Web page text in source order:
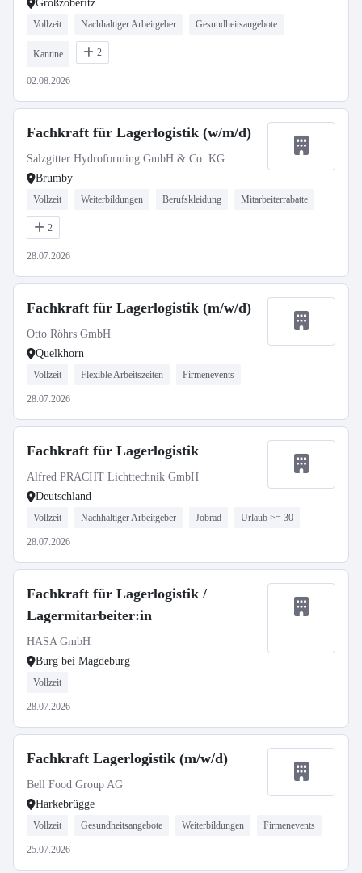
Großzöberitz
Vollzeit Nachhaltiger Arbeitgeber Gesundheitsangebote
Kantine 2
02.08.2026
Fachkraft für Lagerlogistik (w/m/d)
Salzgitter Hydroforming GmbH & Co. KG
Brumby
Vollzeit Weiterbildungen Berufskleidung Mitarbeiterrabatte
2
28.07.2026
Fachkraft für Lagerlogistik (m/w/d)
Otto Röhrs GmbH
Quelkhorn
Vollzeit Flexible Arbeitszeiten Firmenevents
28.07.2026
Fachkraft für Lagerlogistik
Alfred PRACHT Lichttechnik GmbH
Deutschland
Vollzeit Nachhaltiger Arbeitgeber Jobrad Urlaub >= 30
28.07.2026
Fachkraft für Lagerlogistik /
Lagermitarbeiter:in
HASA GmbH
Burg bei Magdeburg
Vollzeit
28.07.2026
Fachkraft Lagerlogistik (m/w/d)
Bell Food Group AG
Harkebrügge
Vollzeit Gesundheitsangebote Weiterbildungen Firmenevents
25.07.2026